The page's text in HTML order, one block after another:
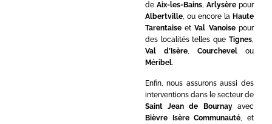
de Aix-les-Bains, Arlysèrepour
Albertville, ou encore la Haute
TarentaiseetVal Vanoisepour
des localités telles que Tignes,
Val d’Isère, Courchevelou
Méribel.
Enfin, nous assurons aussi des
interventions dans le secteur de
Saint Jean de Bournayavec
Bièvre Isère Communauté , et